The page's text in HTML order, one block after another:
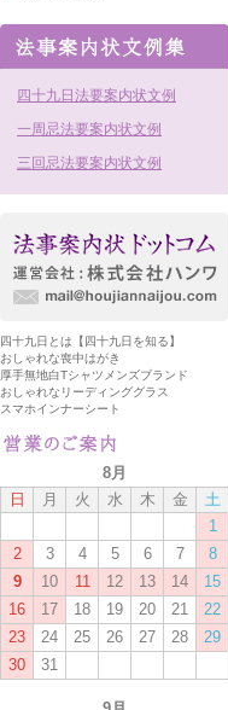
四十九日法要案内状文例
一周忌法要案内状文例
三回忌法要案内状文例
四十九日とは【四十九日を知る】
おしゃれな喪中はがき
厚手無地白Tシャツメンズブランド
おしゃれなリーディンググラス
スマホインナーシート